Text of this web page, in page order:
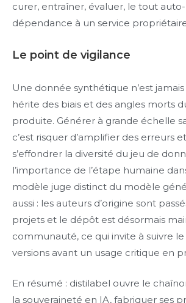
curer, entraîner, évaluer, le tout
dépendance à un service
Le point de vigilance
Une donnée synthétique n’est
hérite des biais et des angles morts
produite. Générer à grande échelle
c’est risquer d’amplifier des erreurs
s’effondrer la diversité du jeu de
l’importance de l’étape humaine
modèle juge distinct du modèle
aussi : les auteurs d’origine sont
projets et le dépôt est désormais
communauté, ce qui invite à suivre
versions avant un usage critique en
En résumé : distilabel ouvre le
la souveraineté en IA, fabriquer ses